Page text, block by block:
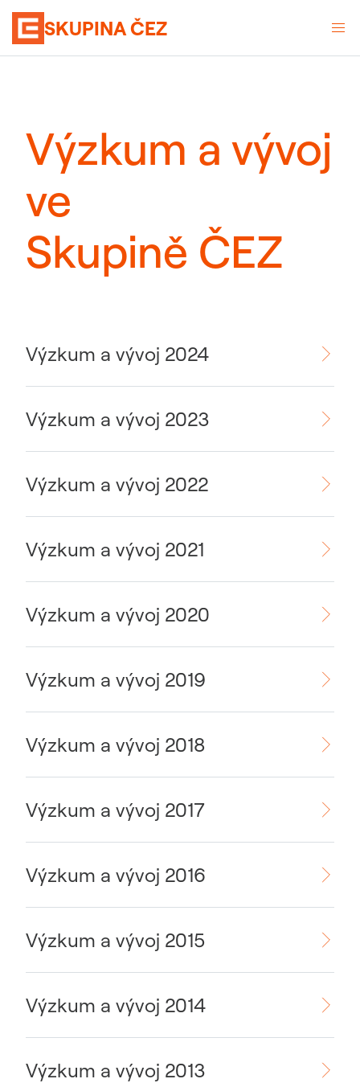
SKUPINA ČEZ
Výzkum a vývoj
ve
Skupině ČEZ
Výzkum a vývoj 2024
Výzkum a vývoj 2023
Výzkum a vývoj 2022
Výzkum a vývoj 2021
Výzkum a vývoj 2020
Výzkum a vývoj 2019
Výzkum a vývoj 2018
Výzkum a vývoj 2017
Výzkum a vývoj 2016
Výzkum a vývoj 2015
Výzkum a vývoj 2014
Výzkum a vývoj 2013